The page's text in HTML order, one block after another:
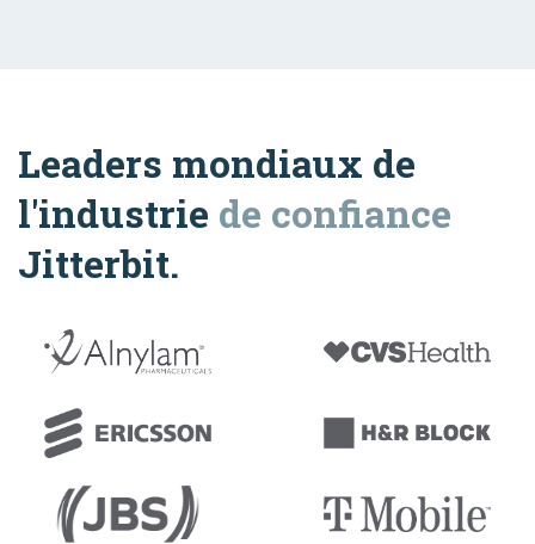
Leaders mondiaux de
l'industrie de confiance
Jitterbit.